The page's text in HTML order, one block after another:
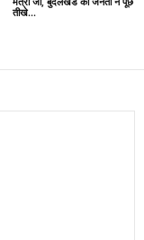
तीखे...